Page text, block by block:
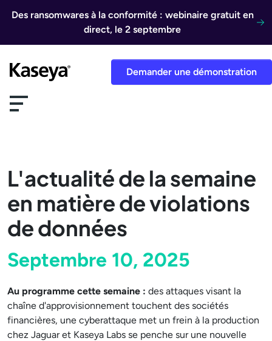
Des ransomwares à la conformité : webinaire gratuit en
direct, le 2 septembre
Demander une démonstration
L'actualité de la semaine
en matière de violations
de données
Septembre 10, 2025
Au programme cette semaine : des attaques visant la
chaîne d'approvisionnement touchent des sociétés
financières, une cyberattaque met un frein à la production
chez Jaguar et Kaseya Labs se penche sur une nouvelle